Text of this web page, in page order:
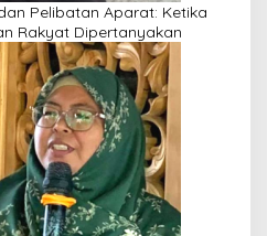
Pelibatan Aparat: Ketika
Rakyat Dipertanyakan